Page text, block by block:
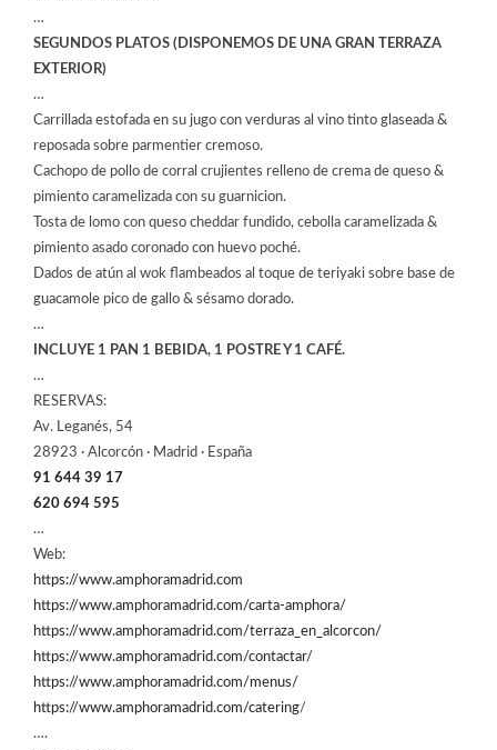
…
SEGUNDOS PLATOS (DISPONEMOS DE UNA GRAN TERRAZA
EXTERIOR)
…
Carrillada estofada en su jugo con verduras al vino tinto glaseada &
reposada sobre parmentier cremoso.
Cachopo de pollo de corral crujientes relleno de crema de queso &
pimiento caramelizada con su guarnicion.
Tosta de lomo con queso cheddar fundido, cebolla caramelizada &
pimiento asado coronado con huevo poché.
Dados de atún al wok flambeados al toque de teriyaki sobre base de
guacamole pico de gallo & sésamo dorado.
…
INCLUYE 1 PAN 1 BEBIDA, 1 POSTRE Y 1 CAFÉ.
…
RESERVAS:
Av. Leganés, 54
28923 · Alcorcón · Madrid · España
91 644 39 17
620 694 595
…
Web:
https://www.amphoramadrid.com
https://www.amphoramadrid.com/carta-amphora/
https://www.amphoramadrid.com/terraza_en_alcorcon/
https://www.amphoramadrid.com/contactar/
https://www.amphoramadrid.com/menus/
https://www.amphoramadrid.com/catering/
….